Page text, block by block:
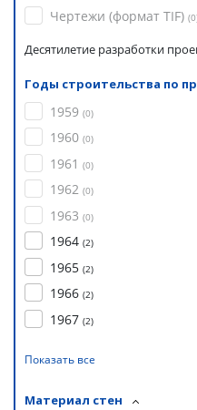
Чертежи (формат TIF) (0
Десятилетие разработки
Годы строительства по
1959 (0)
1960 (0)
1961 (0)
1962 (0)
1963 (0)
1964 (2)
1965 (2)
1966 (2)
1967 (2)
Показать все
Материал стен